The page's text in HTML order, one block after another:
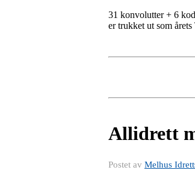
31 konvolutter + 6
er trukket ut som årets
Allidrett
Postet av Melhus